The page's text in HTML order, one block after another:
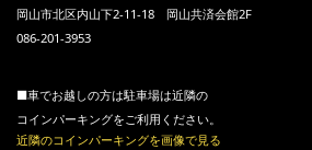
岡山市北区内山下2-11-18 岡山共済会館2F
086-201-3953
■車でお越しの方は駐車場は近隣の
コインパーキングをご利用ください。
近隣のコインパーキングを画像で見る